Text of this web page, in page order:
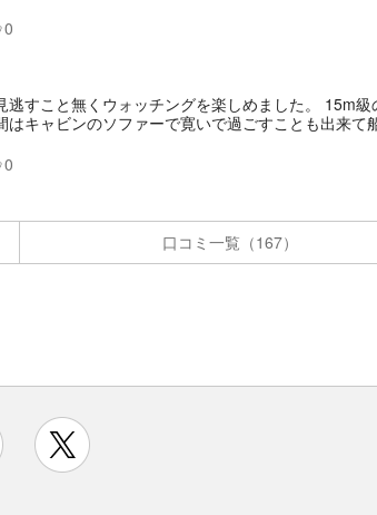
0
逃すこと無くウォッチングを楽しめました。 15m
はキャビンのソファーで寛いで過ごすことも出来て
0
口コミ一覧（167）
instagram